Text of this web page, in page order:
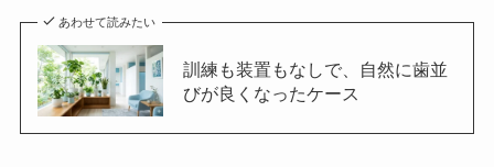
あわせて読みたい
訓練も装置もなしで、自然に歯並
びが良くなったケース